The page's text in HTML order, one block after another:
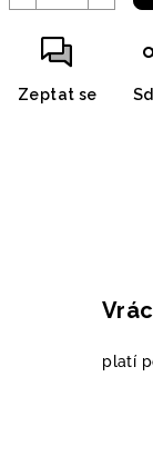
Zeptat se
platí